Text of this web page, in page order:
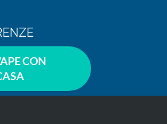
CON